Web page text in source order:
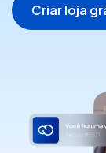
Criar loja